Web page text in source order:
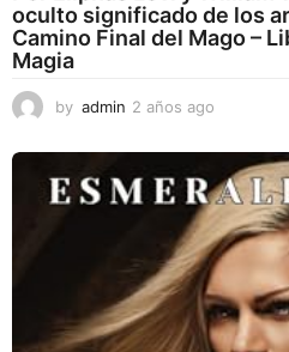
oculto significado de los
Camino Final del Mago –
Magia
by admin 2 años ago
ñ
s
g
o